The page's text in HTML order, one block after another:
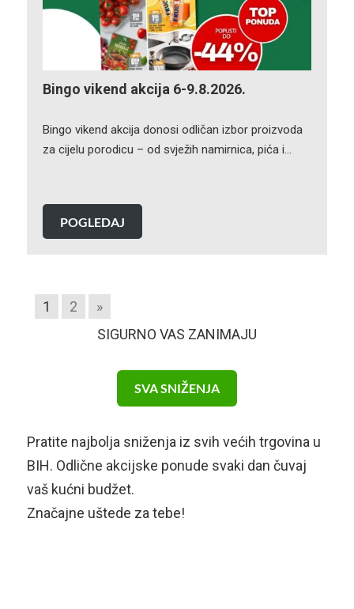
Bingo vikend akcija 6-9.8.2026.
Bingo vikend akcija donosi odličan izbor proizvoda
za cijelu porodicu – od svježih namirnica, pića i…
POGLEDAJ
1 2
»
SIGURNO VAS ZANIMAJU
SVA SNIŽENJA
Pratite najbolja sniženja iz svih većih trgovina u
BIH. Odlične akcijske ponude svaki dan čuvaj
vaš kućni budžet.
Značajne uštede za tebe!